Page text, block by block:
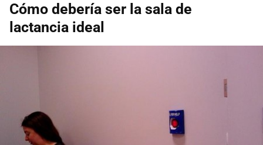
Cómo debería ser la sala de
lactancia ideal